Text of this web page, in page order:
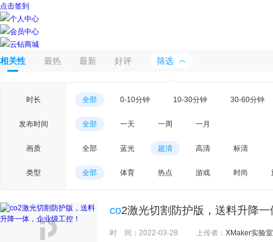
点击签到
个人中心
会员中心
云钻商城
相关性 最热 最新 好评 筛选
时长 全部 0-10分钟 10-30分钟 30-60分钟
发布时间 全部 一天 一周 一月
画质 全部 蓝光 超清 高清 标清
类型 全部 体育 热点 游戏 时尚
co2激光切割防护版，送料升降
时 间： 2022-03-28 上传者： XMaker实验室